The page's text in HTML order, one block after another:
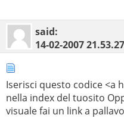
said:
14-02-200721.53.27
Iserisci questo codice <a
nella index del tuosito
visuale fai un link a